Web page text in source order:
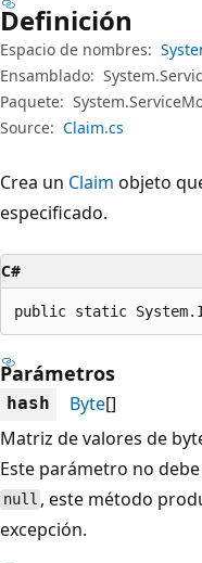
Definición
Espacio de nombres:
Ensamblado:
Paquete:
Source: Claim.cs
Crea un Claim objeto
especificado.
C#
public static
Parámetros
hash Byte[]
Matriz de valores de
Este parámetro no
null , este método
excepción.